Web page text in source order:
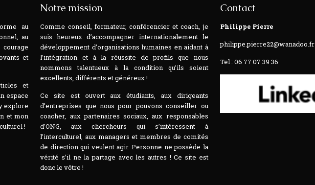
au
au
et
et
espace
explore
et mon
!
Notre mission
Comme conseil, formateur, conférencier et coach, je
suis heureux d’accompagner internationalement le
développement d’organisations humaines en aidant à
l’intégration et à la réussite de profils que nous
nommons talentueux à la condition qu’ils soient
excellents, différents et généreux !
Ce site est ouvert aux étudiants, aux dirigeants
d’entreprises que nous pour pouvons conseiller ou
coacher, aux partenaires sociaux, aux responsables
d’ONG, aux chercheurs qui s’intéressent à
l’interculturel, aux managers et membres de comités
de direction qui veulent agir. Personne ne possède la
vérité s’il ne la partage avec les autres ! Ce site est
donc le vôtre !
Contact
Philippe Pierre
philippe.pierre22@wanadoo.fr
Tel : 06 77 07 39 36‬